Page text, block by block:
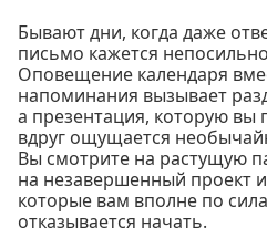
Бывают дни, когда даже
письмо кажется
Оповещение календаря
напоминания вызывает
а презентация, которую вы
вдруг ощущается
Вы смотрите на растущую
на незавершенный проект
которые вам вполне по
отказывается начать.